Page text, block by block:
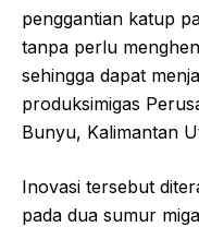
penggantian katup
tanpa perlu
sehingga dapat
produksimigas
Bunyu, Kalimantan
Inovasi tersebut
pada dua sumur